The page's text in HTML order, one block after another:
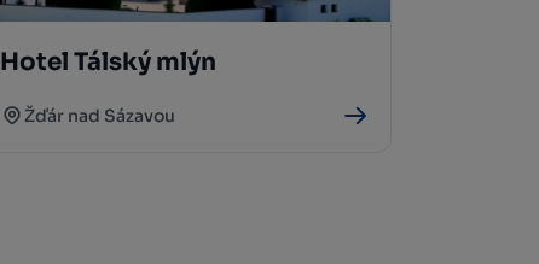
Hotel Tálský mlýn
Žďár nad Sázavou